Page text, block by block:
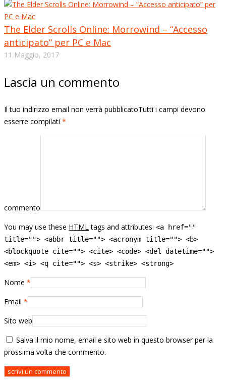
The Elder Scrolls Online: Morrowind – “Accesso
anticipato” per PC e Mac
11 Maggio, 2017
Lascia un commento
Il tuo indirizzo email non verrà pubblicatoTutti i campi devono
esserre compilati *
commento
You may use these HTML tags and attributes: <a href=""
title=""> <abbr title=""> <acronym title=""> <b>
<blockquote cite=""> <cite> <code> <del datetime="">
<em> <i> <q cite=""> <s> <strike> <strong>
Nome *
Email *
Sito web
Salva il mio nome, email e sito web in questo browser per la
prossima volta che commento.